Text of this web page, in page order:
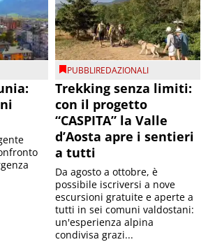
PUBBLIREDAZIONALI
Trekking senza limiti:
con il progetto
“CASPITA” la Valle
d’Aosta apre i sentieri
a tutti
Da agosto a ottobre, è
possibile iscriversi a nove
escursioni gratuite e aperte a
tutti in sei comuni valdostani:
un'esperienza alpina
condivisa grazi...